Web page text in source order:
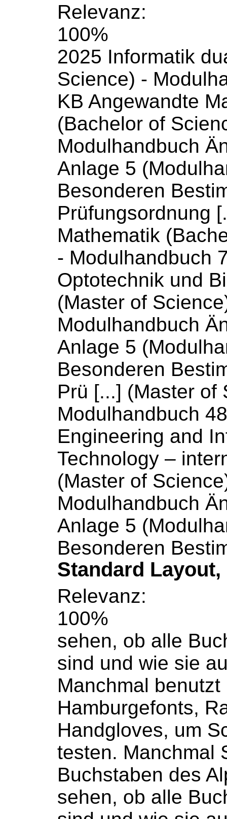
Relevanz:
100%
2025 Informatik
Science) -
KB Angewandte
(Bachelor of
Modulhandbuch
Anlage 5 (
Besonderen
Prüfungsordnung
Mathematik
- Modulhandbuch
Optotechnik und
(Master of
Modulhandbuch
Anlage 5 (
Besonderen
Prü [...] (Master of
Modulhandbuch
Engineering and
Technology –
(Master of
Modulhandbuch
Anlage 5 (
Besonderen
Standard
Relevanz:
100%
sehen, ob alle
sind und wie sie
Manchmal
Hamburgefonts,
Handgloves, um
testen. Manchmal
Buchstaben des
sehen, ob alle